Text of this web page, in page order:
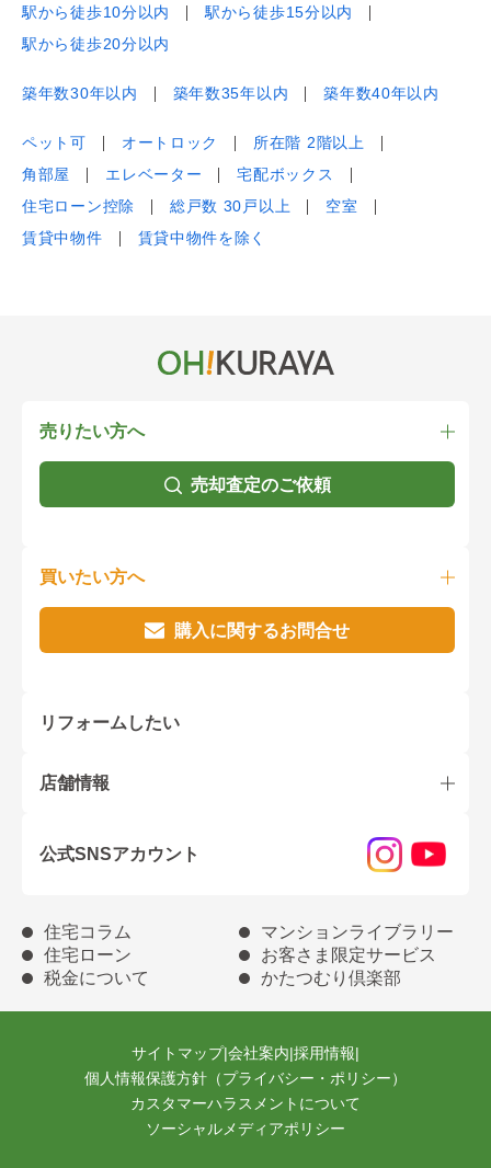
駅から徒歩10分以内
駅から徒歩15分以内
駅から徒歩20分以内
築年数30年以内 築年数35年以内 築年数40年以内
ペット可 オートロック
所在階 2階以上
角部屋
エレベーター
宅配ボックス
住宅ローン控除
総戸数 30戸以上
空室
賃貸中物件
賃貸中物件を除く
売りたい方へ
売却査定のご依頼
買いたい方へ
購入に関するお問合せ
リフォームしたい
店舗情報
公式SNSアカウント
住宅コラム
マンションライブラリー
住宅ローン
お客さま限定サービス
税金について
かたつむり倶楽部
サイトマップ|会社案内|採用情報|
個人情報保護方針（プライバシー・ポリシー）
カスタマーハラスメントについて
ソーシャルメディアポリシー